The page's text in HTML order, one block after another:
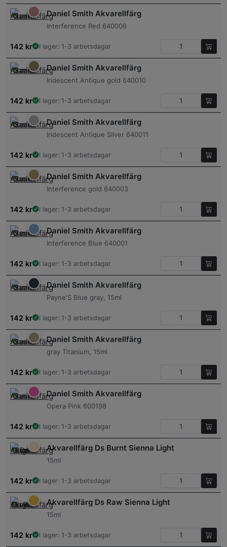
Daniel Smith Akvarellfärg
Interference Red 640006
142 kr I lager: 1-3 arbetsdagar
Daniel Smith Akvarellfärg
Iridescent Antique gold 640010
142 kr I lager: 1-3 arbetsdagar
Daniel Smith Akvarellfärg
Iridescent Antique Silver 640011
142 kr I lager: 1-3 arbetsdagar
Daniel Smith Akvarellfärg
Interference gold 640003
142 kr I lager: 1-3 arbetsdagar
Daniel Smith Akvarellfärg
Interference Blue 640001
142 kr I lager: 1-3 arbetsdagar
Daniel Smith Akvarellfärg
Payne'S Blue gray, 15ml
142 kr I lager: 1-3 arbetsdagar
Daniel Smith Akvarellfärg
gray Titanium, 15ml
142 kr I lager: 1-3 arbetsdagar
Daniel Smith Akvarellfärg
Opera Pink 600198
142 kr I lager: 1-3 arbetsdagar
Akvarellfärg Ds Burnt Sienna Light
15ml
142 kr I lager: 1-3 arbetsdagar
Akvarellfärg Ds Raw Sienna Light
15ml
142 kr I lager: 1-3 arbetsdagar